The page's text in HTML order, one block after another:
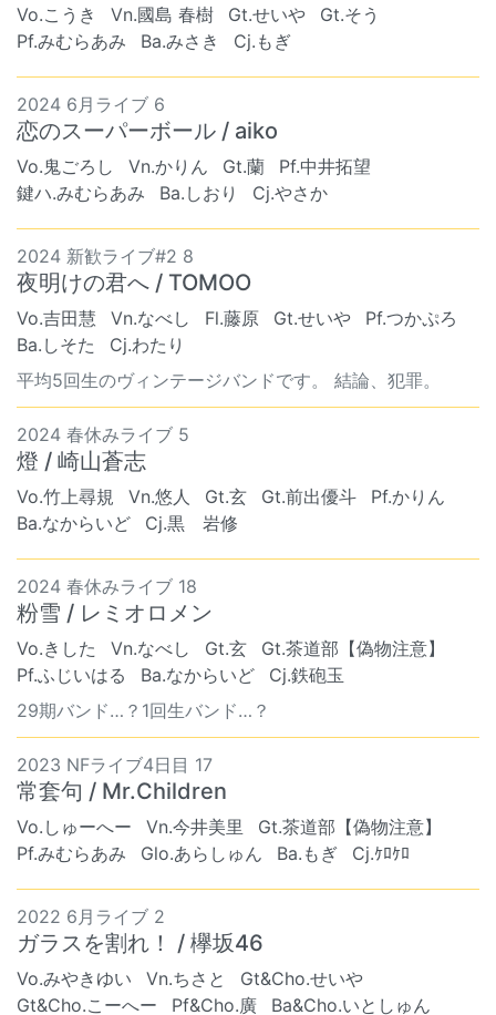
Vo.こうき Vn.國島 春樹 Gt.せいや
Gt.そう
Pf.みむらあみ
Ba.みさき Cj.もぎ
2024 6月ライブ 6
恋のスーパーボール / aiko
Vo.鬼ごろし Vn.かりん Gt.蘭
Pf.中井拓望
鍵ハ.みむらあみ
Ba.しおり Cj.やさか
2024 新歓ライブ#2 8
夜明けの君へ / TOMOO
Vo.吉田慧 Vn.なべし Fl.藤原 Gt.せいや
Pf.つかぷろ
Ba.しそた
Cj.わたり
平均5回生のヴィンテージバンドです。 結論、犯罪。
2024 春休みライブ 5
燈 / 崎山蒼志
Vo.竹上尋規 Vn.悠人 Gt.玄 Gt.前出優斗
Pf.かりん
Ba.なからいど
Cj.黒 岩修
2024 春休みライブ 18
粉雪 / レミオロメン
Vo.きした Vn.なべし Gt.玄
Gt.茶道部【偽物注意】
Pf.ふじいはる
Ba.なからいど
Cj.鉄砲玉
29期バンド…？1回生バンド…？
2023 NFライブ4日目 17
常套句 / Mr.Children
Vo.しゅーへー Vn.今井美里
Gt.茶道部【偽物注意】
Pf.みむらあみ
Glo.あらしゅん Ba.もぎ Cj.ｹﾛｹﾛ
2022 6月ライブ 2
ガラスを割れ！ / 欅坂46
Vo.みやきゆい Vn.ちさと
Gt&Cho.せいや
Gt&Cho.こーへー
Pf&Cho.廣 Ba&Cho.いとしゅん